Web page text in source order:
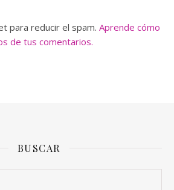
para reducir el spam. Aprende cómo
de tus comentarios.
BUSCAR